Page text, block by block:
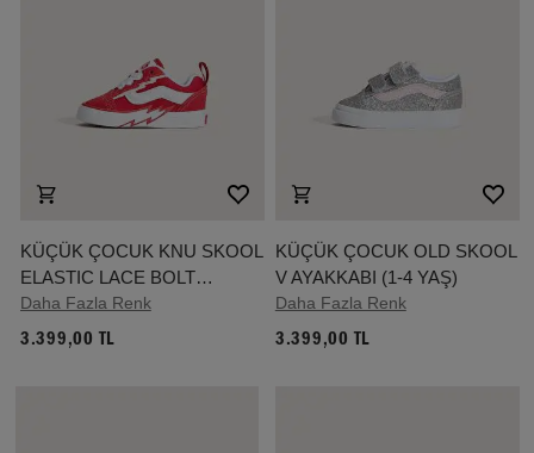
KÜÇÜK ÇOCUK KNU SKOOL
ELASTIC LACE BOLT
AYAKKABI (1-4 YAŞ)
Daha Fazla Renk
3.399,00 TL
KÜÇÜK ÇOCUK OLD SKOOL
V AYAKKABI (1-4 YAŞ)
Daha Fazla Renk
3.399,00 TL